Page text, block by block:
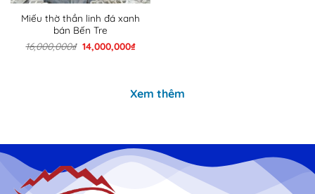
Miếu thờ thần linh đá xanh
bán Bến Tre
16,000,000₫ Giá
gốc
14,000,000₫Giá
Xem thêm